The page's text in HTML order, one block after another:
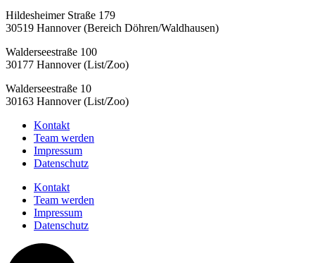
Hildesheimer Straße 179
30519 Hannover (Bereich Döhren/Waldhausen)
Walderseestraße 100
30177 Hannover (List/Zoo)
Walderseestraße 10
30163 Hannover (List/Zoo)
Kontakt
Team werden
Impressum
Datenschutz
Kontakt
Team werden
Impressum
Datenschutz